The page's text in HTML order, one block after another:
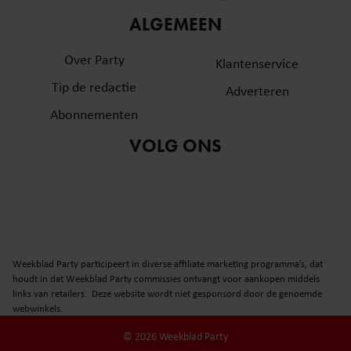
partners voor social media, adverteren en analyse. Deze
informatie die u aan ze heeft verstrekt of die ze hebben
verzameld op basis van uw gebruik van hun services. U
gebruiken.
ALGEMEEN
Over Party
Tip de redactie
Abonnementen
Klantenservice
Adverteren
VOLG ONS
Weekblad Party participeert in diverse affiliate marketing programma’s, dat
houdt in dat Weekblad Party commissies ontvangt voor aankopen middels
links van retailers. Deze website wordt niet gesponsord door de genoemde
webwinkels.
© 2026 Weekblad Party